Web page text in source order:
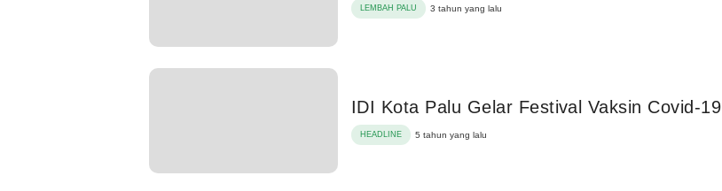
LEMBAH PALU 3 tahun yang lalu
IDI Kota Palu Gelar Festival Vaksin Covid-19
HEADLINE 5 tahun yang lalu